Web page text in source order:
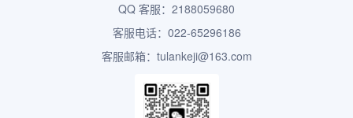
QQ 客服：2188059680
客服电话：022-65296186
客服邮箱：tulankeji@163.com